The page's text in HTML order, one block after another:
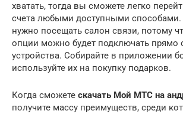
хватать, тогда вы сможете легко
счета любыми доступными
нужно посещать салон связи, потому
опции можно будет подключать прямо
устройства. Собирайте в приложении
используйте их на покупку подарков.
Когда сможете скачать Мой МТС на
получите массу преимуществ, среди